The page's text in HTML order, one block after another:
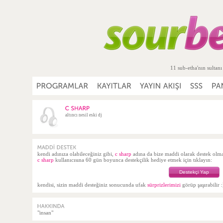
11 sub-etha'nın sultanı
altıncı nesil eski dj
kendi adınıza olabileceğiniz gibi, c sharp adına da bize maddi olarak destek
c sharp kullanıcısına 60 gün boyunca destekçilik hediye etmek için tıklayın:
Destekçi Yap
kendisi, sizin maddi desteğiniz sonucunda ufak sürprizlerimizi görüp şaşırabilir
"insan"